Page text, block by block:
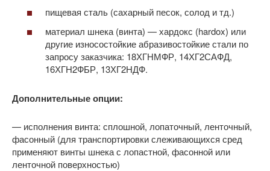
пищевая сталь (сахарный песок, солод и тд.)
материал шнека (винта) — хардокс (hardox) или
другие износостойкие абразивостойкие стали по
запросу заказчика: 18ХГНМФР, 14ХГ2САФД,
16ХГН2ФБР, 13ХГ2НДФ.
Дополнительные опции:
— исполнения винта: сплошной, лопаточный, ленточный,
фасонный (для транспортировки слеживающихся сред
применяют винты шнека с лопастной, фасонной или
ленточной поверхностью)